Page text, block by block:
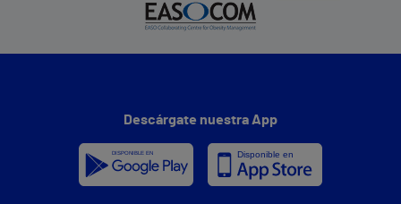
Descárgate nuestra App